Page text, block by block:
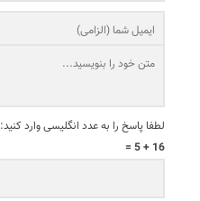
لطفا پاسخ را به عدد انگلیسی وارد کنید:
16 + 5 =